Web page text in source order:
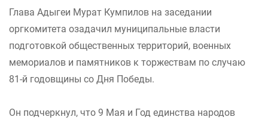
Глава Адыгеи Мурат Кумпилов на заседании
оргкомитета озадачил муниципальные власти
подготовкой общественных территорий, военных
мемориалов и памятников к торжествам по случаю
81-й годовщины со Дня Победы.
Он подчеркнул, что 9 Мая и Год единства народов